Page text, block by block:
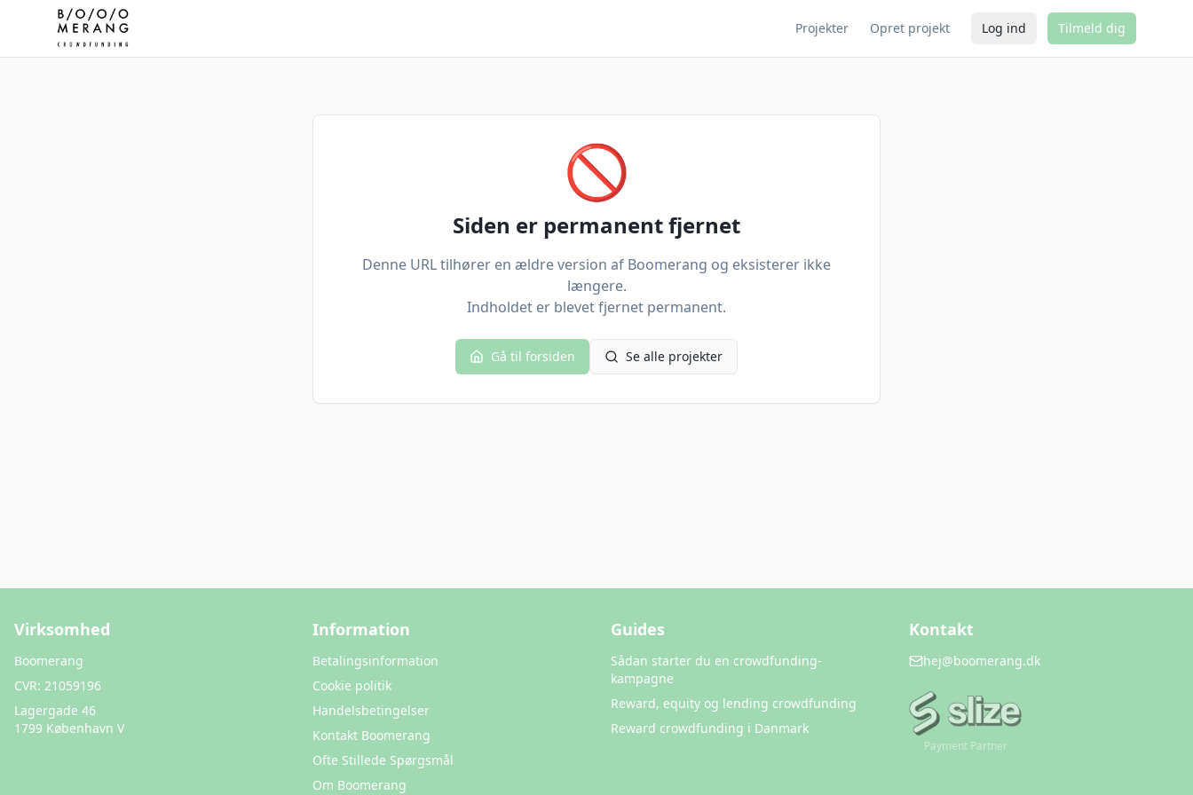
Projekter Opret projekt Log ind Tilmeld dig
🚫
Siden er permanent fjernet
Denne URL tilhører en ældre version af Boomerang og eksisterer ikke
længere.
Indholdet er blevet fjernet permanent.
Gå til forsiden Se alle projekter
Virksomhed
Boomerang
CVR: 21059196
Lagergade 46
1799 København V
Information
Betalingsinformation
Cookie politik
Handelsbetingelser
Kontakt Boomerang
Ofte Stillede Spørgsmål
Om Boomerang
Guides
Sådan starter du en crowdfunding-
kampagne
Reward, equity og lending crowdfunding
Reward crowdfunding i Danmark
Kontakt
hej@boomerang.dk
Payment Partner